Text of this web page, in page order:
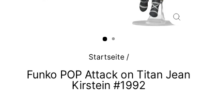
Startseite /
Funko POP Attack on Titan Jean
Kirstein #1992